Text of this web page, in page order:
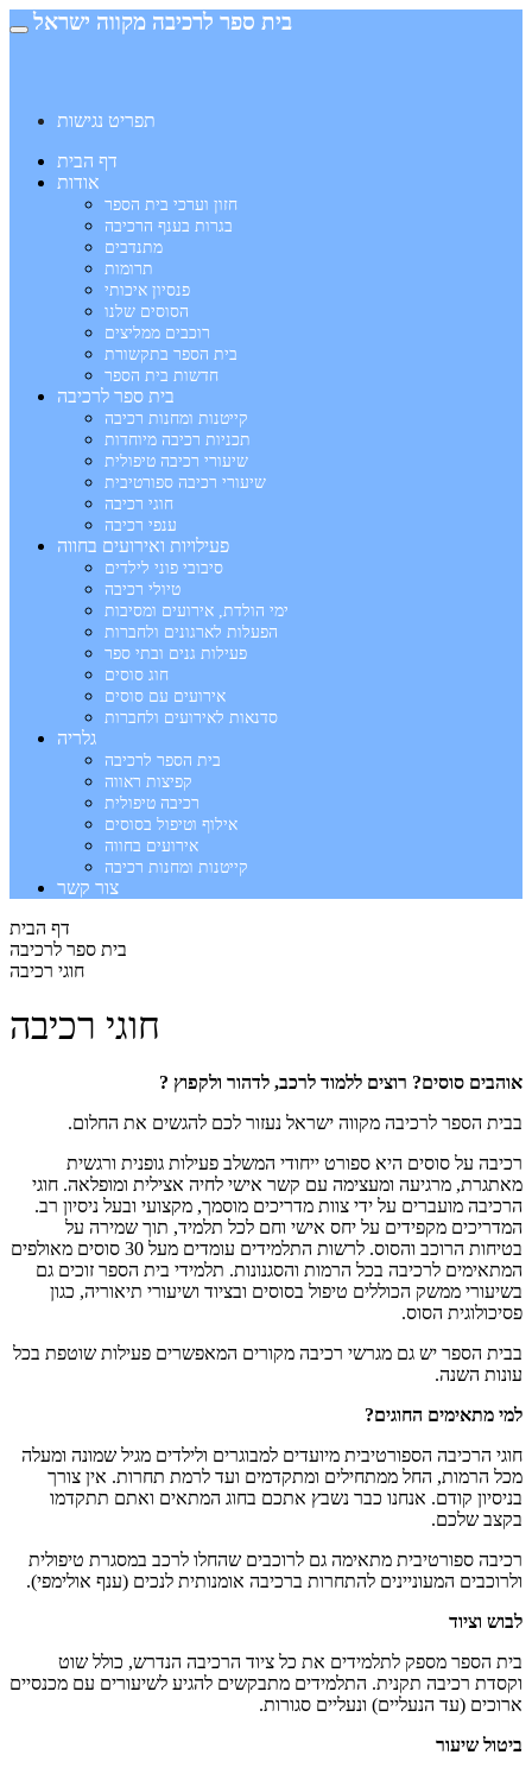
בית ספר לרכיבה מקווה ישראל
תפריט נגישות
דף הבית
אודות
חזון וערכי בית הספר
בגרות בענף הרכיבה
מתנדבים
תרומות
פנסיון איכותי
הסוסים שלנו
רוכבים ממליצים
בית הספר בתקשורת
חדשות בית הספר
בית ספר לרכיבה
קייטנות ומחנות רכיבה
תכניות רכיבה מיוחדות
שיעורי רכיבה טיפולית
שיעורי רכיבה ספורטיבית
חוגי רכיבה
ענפי רכיבה
פעילויות ואירועים בחווה
סיבובי פוני לילדים
טיולי רכיבה
ימי הולדת, אירועים ומסיבות
הפעלות לארגונים ולחברות
פעילות גנים ובתי ספר
חוג סוסים
אירועים עם סוסים
סדנאות לאירועים ולחברות
גלריה
בית הספר לרכיבה
קפיצות ראווה
רכיבה טיפולית
אילוף וטיפול בסוסים
אירועים בחווה
קייטנות ומחנות רכיבה
צור קשר
דף הבית
בית ספר לרכיבה
חוגי רכיבה
חוגי רכיבה
אוהבים סוסים? רוצים ללמוד לרכב, לדהור ולקפוץ ?
בבית הספר לרכיבה מקווה ישראל נעזור לכם להגשים את החלום.
רכיבה על סוסים היא ספורט ייחודי המשלב פעילות גופנית ורגשית
מאתגרת, מרגיעה ומעצימה עם קשר אישי לחיה אצילית ומופלאה. חוגי
הרכיבה מועברים על ידי צוות מדריכים מוסמך, מקצועי ובעל ניסיון רב.
המדריכים מקפידים על יחס אישי וחם לכל תלמיד, תוך שמירה על
בטיחות הרוכב והסוס. לרשות התלמידים עומדים מעל 30 סוסים מאולפים
המתאימים לרכיבה בכל הרמות והסגנונות. תלמידי בית הספר זוכים גם
בשיעורי ממשק הכוללים טיפול בסוסים ובציוד ושיעורי תיאוריה, כגון
פסיכולוגית הסוס.
בבית הספר יש גם מגרשי רכיבה מקורים המאפשרים פעילות שוטפת בכל
עונות השנה.
למי מתאימים החוגים?
חוגי הרכיבה הספורטיבית מיועדים למבוגרים ולילדים מגיל שמונה ומעלה
מכל הרמות, החל ממתחילים ומתקדמים ועד לרמת תחרות. אין צורך
בניסיון קודם. אנחנו כבר נשבץ אתכם בחוג המתאים ואתם תתקדמו
בקצב שלכם.
רכיבה ספורטיבית מתאימה גם לרוכבים שהחלו לרכב במסגרת טיפולית
ולרוכבים המעוניינים להתחרות ברכיבה אומנותית לנכים (ענף אולימפי).
לבוש וציוד
בית הספר מספק לתלמידים את כל ציוד הרכיבה הנדרש, כולל שוט
וקסדת רכיבה תקנית. התלמידים מתבקשים להגיע לשיעורים עם מכנסיים
ארוכים (עד הנעליים) ונעליים סגורות.
ביטול שיעור